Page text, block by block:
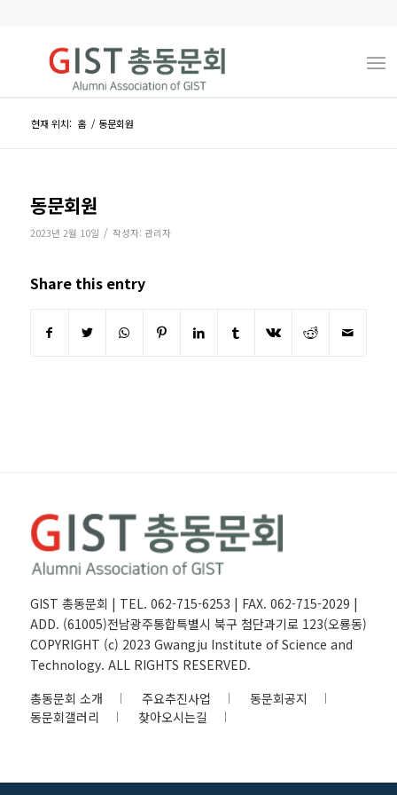
현재 위치: 홈 / 동문회원
동문회원
2023년 2월 10일 / 작성자: 관리자
Share this entry
GIST 총동문회 | TEL. 062-715-6253 | FAX. 062-715-2029 |
ADD. (61005)전남광주통합특별시 북구 첨단과기로 123(오룡동)
COPYRIGHT (c) 2023 Gwangju Institute of Science and
Technology. ALL RIGHTS RESERVED.
총동문회 소개
주요추진사업
동문회공지
동문회갤러리
찾아오시는길